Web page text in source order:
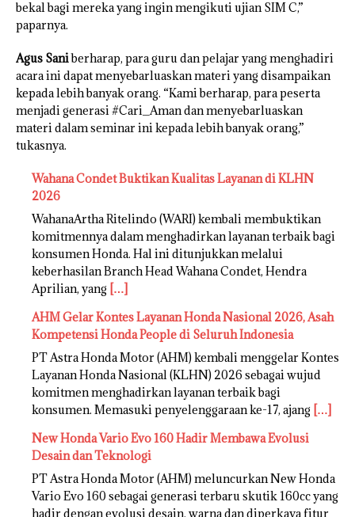
bekal bagi mereka yang ingin mengikuti ujian SIM C,”
paparnya.
Agus Saniberharap, para guru dan pelajar yang menghadiri
acara ini dapat menyebarluaskan materi yang disampaikan
kepada lebih banyak orang. “Kami berharap, para peserta
menjadi generasi #Cari_Aman dan menyebarluaskan
materi dalam seminar ini kepada lebih banyak orang,”
tukasnya.
Wahana Condet Buktikan Kualitas Layanan di KLHN
2026
WahanaArtha Ritelindo (WARI) kembali membuktikan
komitmennya dalam menghadirkan layanan terbaik bagi
konsumen Honda. Hal ini ditunjukkan melalui
keberhasilan Branch Head Wahana Condet, Hendra
Aprilian, yang […]
AHM Gelar Kontes Layanan Honda Nasional 2026, Asah
Kompetensi Honda People di Seluruh Indonesia
PT Astra Honda Motor (AHM) kembali menggelar Kontes
Layanan Honda Nasional (KLHN) 2026 sebagai wujud
komitmen menghadirkan layanan terbaik bagi
konsumen. Memasuki penyelenggaraan ke-17, ajang […]
New Honda Vario Evo 160 Hadir Membawa Evolusi
Desain dan Teknologi
PT Astra Honda Motor (AHM) meluncurkan New Honda
Vario Evo 160 sebagai generasi terbaru skutik 160cc yang
hadir dengan evolusi desain, warna dan diperkaya fitur